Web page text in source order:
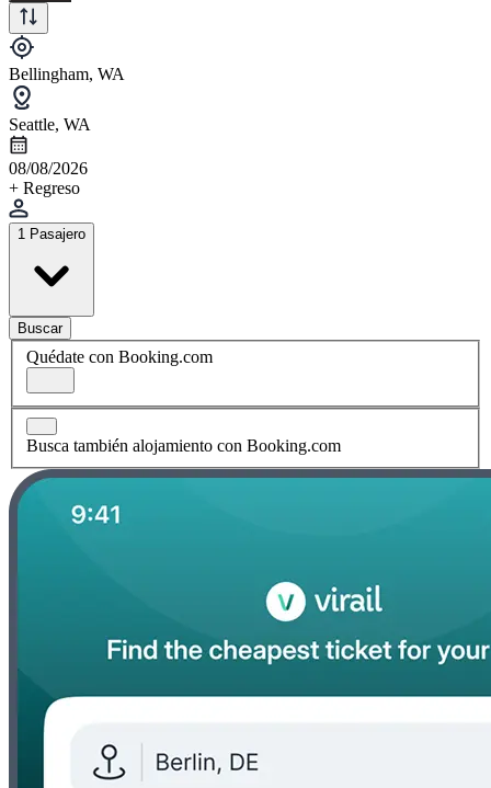
Bellingham, WA
Seattle, WA
08/08/2026
+ Regreso
1 Pasajero
Buscar
Quédate con Booking.com
Busca también alojamiento con Booking.com